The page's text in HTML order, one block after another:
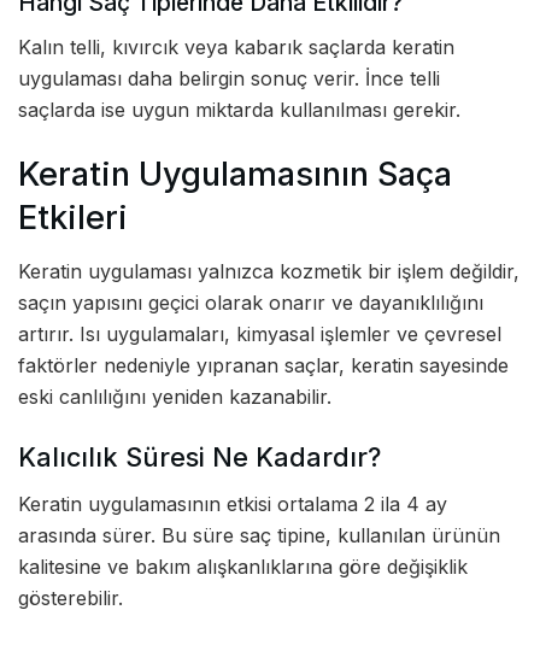
Kalın telli, kıvırcık veya kabarık saçlarda keratin
uygulaması daha belirgin sonuç verir. İnce telli
saçlarda ise uygun miktarda kullanılması gerekir.
Keratin Uygulamasının Saça
Etkileri
Keratin uygulaması yalnızca kozmetik bir işlem değildir,
saçın yapısını geçici olarak onarır ve dayanıklılığını
artırır. Isı uygulamaları, kimyasal işlemler ve çevresel
faktörler nedeniyle yıpranan saçlar, keratin sayesinde
eski canlılığını yeniden kazanabilir.
Kalıcılık Süresi Ne Kadardır?
Keratin uygulamasının etkisi ortalama 2 ila 4 ay
arasında sürer. Bu süre saç tipine, kullanılan ürünün
kalitesine ve bakım alışkanlıklarına göre değişiklik
gösterebilir.